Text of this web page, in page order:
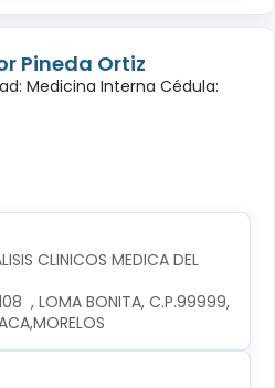
Pineda Ortiz
Medicina Interna Cédula:
CLINICOS MEDICA DEL
, LOMA BONITA, C.P.99999,